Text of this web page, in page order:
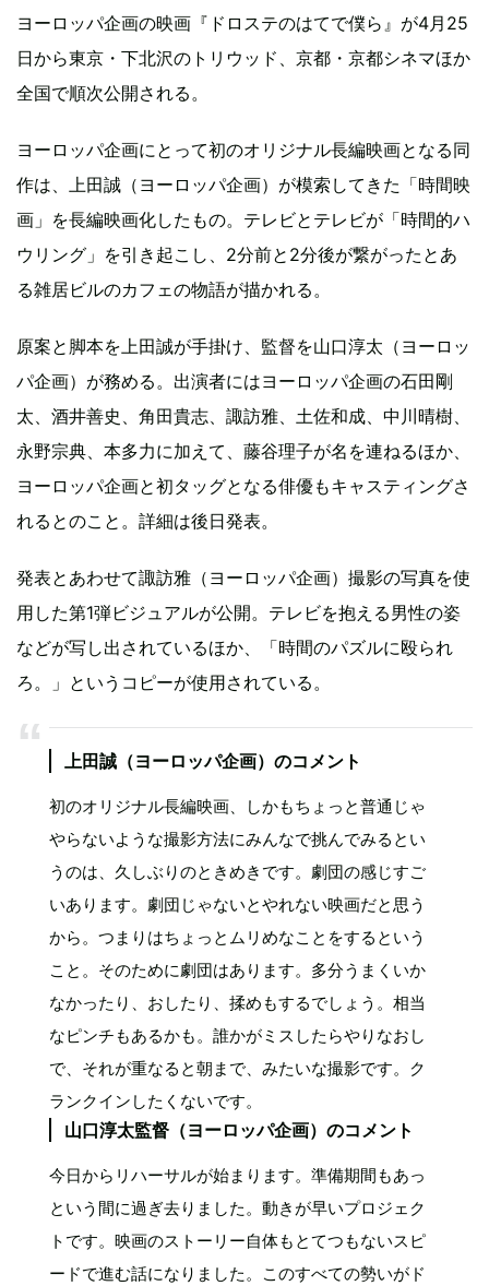
ヨーロッパ企画の映画『ドロステのはてで僕ら』が4月25
日から東京・下北沢のトリウッド、京都・京都シネマほか
全国で順次公開される。
ヨーロッパ企画にとって初のオリジナル長編映画となる同
作は、上田誠（ヨーロッパ企画）が模索してきた「時間映
画」を長編映画化したもの。テレビとテレビが「時間的ハ
ウリング」を引き起こし、2分前と2分後が繋がったとあ
る雑居ビルのカフェの物語が描かれる。
原案と脚本を上田誠が手掛け、監督を山口淳太（ヨーロッ
パ企画）が務める。出演者にはヨーロッパ企画の石田剛
太、酒井善史、角田貴志、諏訪雅、土佐和成、中川晴樹、
永野宗典、本多力に加えて、藤谷理子が名を連ねるほか、
ヨーロッパ企画と初タッグとなる俳優もキャスティングさ
れるとのこと。詳細は後日発表。
発表とあわせて諏訪雅（ヨーロッパ企画）撮影の写真を使
用した第1弾ビジュアルが公開。テレビを抱える男性の姿
などが写し出されているほか、「時間のパズルに殴られ
ろ。」というコピーが使用されている。
上田誠（ヨーロッパ企画）のコメント
初のオリジナル長編映画、しかもちょっと普通じゃ
やらないような撮影方法にみんなで挑んでみるとい
うのは、久しぶりのときめきです。劇団の感じすご
いあります。劇団じゃないとやれない映画だと思う
から。つまりはちょっとムリめなことをするという
こと。そのために劇団はあります。多分うまくいか
なかったり、おしたり、揉めもするでしょう。相当
なピンチもあるかも。誰かがミスしたらやりなおし
で、それが重なると朝まで、みたいな撮影です。ク
ランクインしたくないです。
山口淳太監督（ヨーロッパ企画）のコメント
今日からリハーサルが始まります。準備期間もあっ
という間に過ぎ去りました。動きが早いプロジェク
トです。映画のストーリー自体もとてつもないスピ
ードで進む話になりました。このすべての勢いがド